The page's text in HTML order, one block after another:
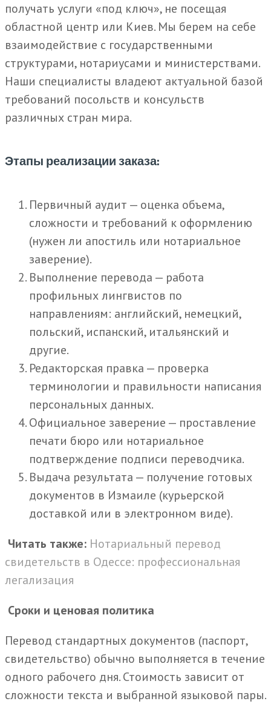
получать услуги «под ключ», не посещая
областной центр или Киев. Мы берем на себе
взаимодействие с государственными
структурами, нотариусами и министерствами.
Наши специалисты владеют актуальной базой
требований посольств и консульств
различных стран мира.
Этапы реализации заказа:
Первичный аудит — оценка объема,
сложности и требований к оформлению
(нужен ли апостиль или нотариальное
заверение).
Выполнение перевода — работа
профильных лингвистов по
направлениям: английский, немецкий,
польский, испанский, итальянский и
другие.
Редакторская правка — проверка
терминологии и правильности написания
персональных данных.
Официальное заверение — проставление
печати бюро или нотариальное
подтверждение подписи переводчика.
Выдача результата — получение готовых
документов в Измаиле (курьерской
доставкой или в электронном виде).
Читать также: Нотариальный перевод
свидетельств в Одессе: профессиональная
легализация
Сроки и ценовая политика
Перевод стандартных документов (паспорт,
свидетельство) обычно выполняется в течение
одного рабочего дня. Стоимость зависит от
сложности текста и выбранной языковой пары.